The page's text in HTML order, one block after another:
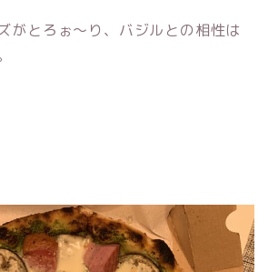
がとろぉ～り、バジルとの相性は